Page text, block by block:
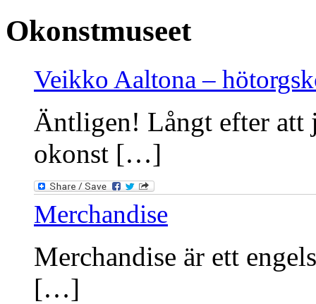
Okonstmuseet
Veikko Aaltona –
Äntligen! Långt efter att
okonst […]
Merchandise
Merchandise är ett
[…]